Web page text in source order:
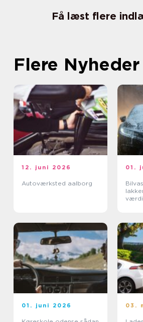
Få læst flere
Flere Nyheder
12. juni 2026
Autoværksted aalborg
01.
Bilvask sådan
01. juni 2026 03.